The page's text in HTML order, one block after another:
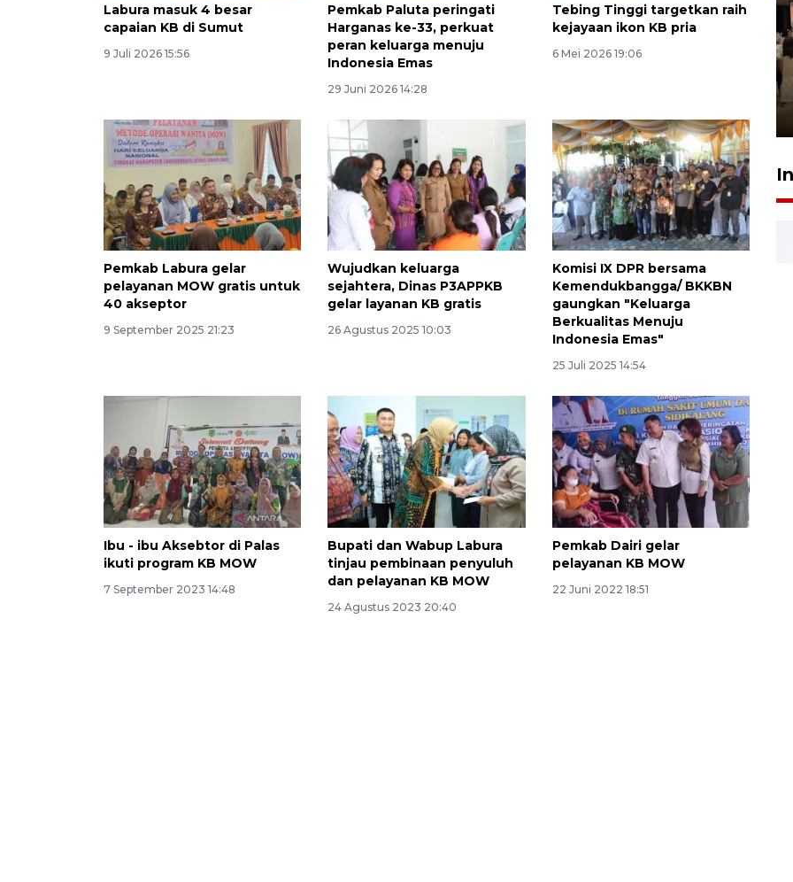
Labura masuk 4 besar
capaian KB di Sumut
9 Juli 2026 15:56
Pemkab Paluta peringati
Harganas ke-33, perkuat
peran keluarga menuju
Indonesia Emas
29 Juni 2026 14:28
Tebing Tinggi targetkan raih
kejayaan ikon KB pria
6 Mei 2026 19:06
Pemkab Labura gelar
pelayanan MOW gratis untuk
40 akseptor
9 September 2025 21:23
Wujudkan keluarga
sejahtera, Dinas P3APPKB
gelar layanan KB gratis
26 Agustus 2025 10:03
Komisi IX DPR bersama
Kemendukbangga/ BKKBN
gaungkan "Keluarga
Berkualitas Menuju
Indonesia Emas"
25 Juli 2025 14:54
Ibu - ibu Aksebtor di Palas
ikuti program KB MOW
7 September 2023 14:48
Bupati dan Wabup Labura
tinjau pembinaan penyuluh
dan pelayanan KB MOW
24 Agustus 2023 20:40
Pemkab Dairi gelar
pelayanan KB MOW
22 Juni 2022 18:51
Kodam I Bukit Barisan